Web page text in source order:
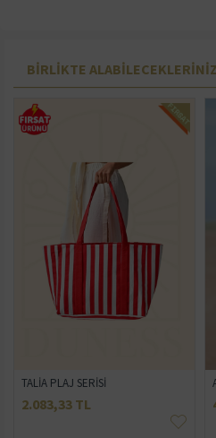
BIRLIKTE ALABILECEKLERINIZ
TALİA PLAJ SERİSİ
2.083,33 TL